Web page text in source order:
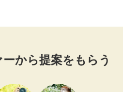
から提案をもらう